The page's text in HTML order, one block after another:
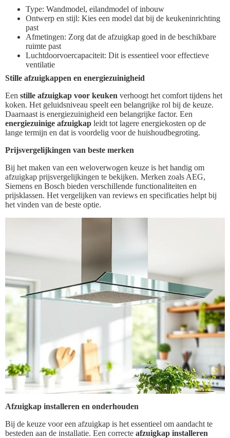
Type: Wandmodel, eilandmodel of inbouw
Ontwerp en stijl: Kies een model dat bij de keukeninrichting
past
Afmetingen: Zorg dat de afzuigkap goed in de beschikbare
ruimte past
Luchtdoorvoercapaciteit: Dit is essentieel voor effectieve
ventilatie
Stille afzuigkappen en energiezuinigheid
Een stille afzuigkap voor keuken verhoogt het comfort tijdens het
koken. Het geluidsniveau speelt een belangrijke rol bij de keuze.
Daarnaast is energiezuinigheid een belangrijke factor. Een
energiezuinige afzuigkap leidt tot lagere energiekosten op de
lange termijn en dat is voordelig voor de huishoudbegroting.
Prijsvergelijkingen van beste merken
Bij het maken van een weloverwogen keuze is het handig om
afzuigkap prijsvergelijkingen te bekijken. Merken zoals AEG,
Siemens en Bosch bieden verschillende functionaliteiten en
prijsklassen. Het vergelijken van reviews en specificaties helpt bij
het vinden van de beste optie.
Afzuigkap installeren en onderhouden
Bij de keuze voor een afzuigkap is het essentieel om aandacht te
besteden aan de installatie. Een correcte afzuigkap installeren